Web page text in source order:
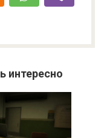
интересно